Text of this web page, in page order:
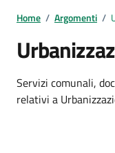
Home / Argomenti /
Dettagli
Servizi comunali,
relativi a